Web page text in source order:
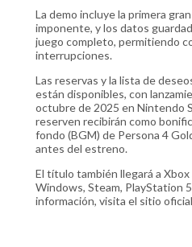
La demo incluye la primera
imponente, y los datos
juego completo, permitiendo
interrupciones.
Las reservas y la lista de
están disponibles, con
octubre de 2025 en Nintendo
reserven recibirán como
fondo (BGM) de Persona 4
antes del estreno.
El título también llegará a
Windows, Steam, PlayStation
información, visita el sitio